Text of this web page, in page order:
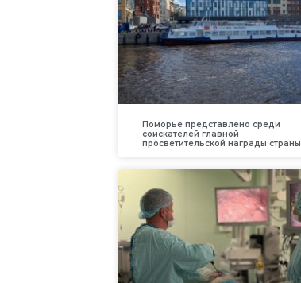
Поморье представлено среди
соискателей главной
просветительской награды страны